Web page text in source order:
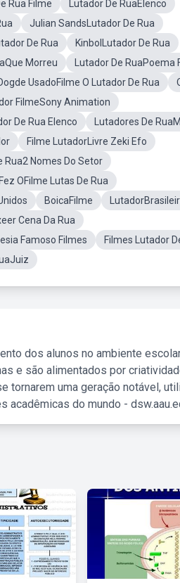
Rua Filme
Lutador De RuaElenco
Julian SandsLutador De Rua
De Rua
KinbolLutador De Rua
Morreu
Lutador De RuaPoema
UsadoFilme O Lutador De Rua
FilmeSony Animation
De Rua Elenco
Lutadores De
Filme LutadorLivre Zeki Efo
Rua2 Nomes Do Setor
OFilme Lutas De Rua
BoicaFilme
Cena Da Rua
Famoso Filmes
Filmes Lutador
dos alunos no ambiente
e são alimentados por
tornarem uma geração notável,
do mundo -